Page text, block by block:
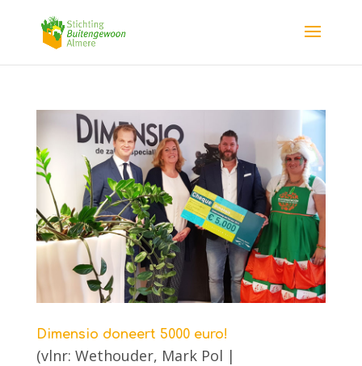
Dimensio doneert 5000 euro!
(vlnr: Wethouder, Mark Pol |